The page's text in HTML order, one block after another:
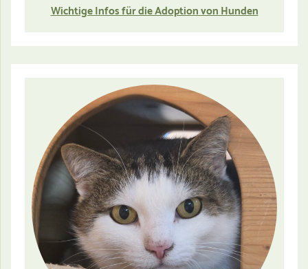
Wichtige Infos für die Adoption von Hunden